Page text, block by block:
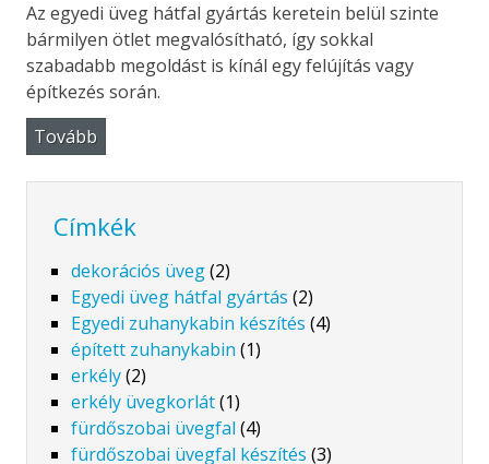
Az egyedi üveg hátfal gyártás keretein belül szinte
bármilyen ötlet megvalósítható, így sokkal
szabadabb megoldást is kínál egy felújítás vagy
építkezés során.
Tovább
Címkék
dekorációs üveg(2)
Egyedi üveg hátfal gyártás (2)
Egyedi zuhanykabin készítés (4)
épített zuhanykabin (1)
erkély(2)
erkély üvegkorlát(1)
fürdőszobai üvegfal (4)
fürdőszobai üvegfal készítés (3)